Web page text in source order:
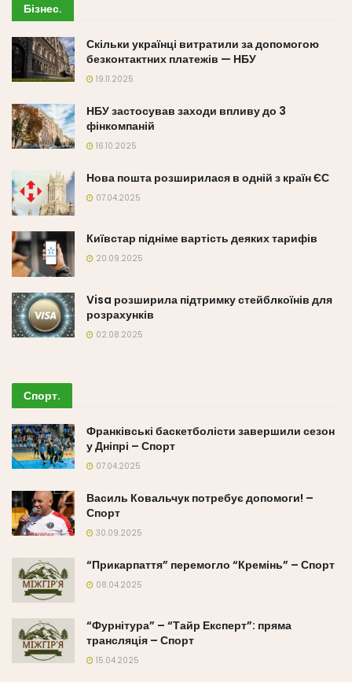
Бізнес.
Скільки українці витратили за допомогою
безконтактних платежів — НБУ
19.11.2025
НБУ застосував заходи впливу до 3
фінкомпаній
16.10.2025
Нова пошта розширилася в одній з країн ЄС
07.04.2025
Київстар підніме вартість деяких тарифів
20.09.2025
Visa розширила підтримку стейблкоїнів для
розрахунків
02.08.2025
Спорт.
Франківські баскетболісти завершили сезон
у Дніпрі – Спорт
07.04.2025
Василь Ковальчук потребує допомоги! –
Спорт
30.09.2025
“Прикарпаття” перемогло “Кремінь” – Спорт
08.04.2025
“Фурнітура” – “Тайр Експерт”: пряма
трансляція – Спорт
15.04.2025